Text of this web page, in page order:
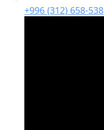
+996 (312) 658-538